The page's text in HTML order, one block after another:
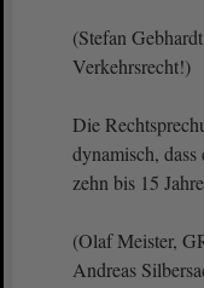
(Stefan
Verkehrsrecht!)
Die
dynamisch,
zehn bis 15
(Olaf Meister,
Andreas